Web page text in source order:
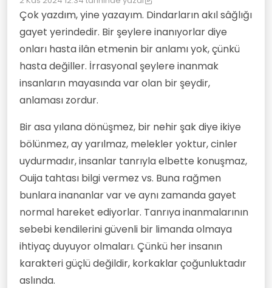
Son düzenleyen: kereste11 Şub 2024 12:48
Çok yazdım, yine yazayım. Dindarların akıl sâğlığı
gayet yerindedir. Bir şeylere inanıyorlar diye
onları hasta ilân etmenin bir anlamı yok, çünkü
hasta değiller. İrrasyonal şeylere inanmak
insanların mayasında var olan bir şeydir,
anlaması zordur.
Bir asa yılana dönüşmez, bir nehir şak diye ikiye
bölünmez, ay yarılmaz, melekler yoktur, cinler
uydurmadır, insanlar tanrıyla elbette konuşmaz,
Ouija tahtası bilgi vermez vs. Buna rağmen
bunlara inananlar var ve aynı zamanda gayet
normal hareket ediyorlar. Tanrıya inanmalarının
sebebi kendilerini güvenli bir limanda olmaya
ihtiyaç duyuyor olmaları. Çünkü her insanın
karakteri güçlü değildir, korkaklar çoğunluktadır
aslında.